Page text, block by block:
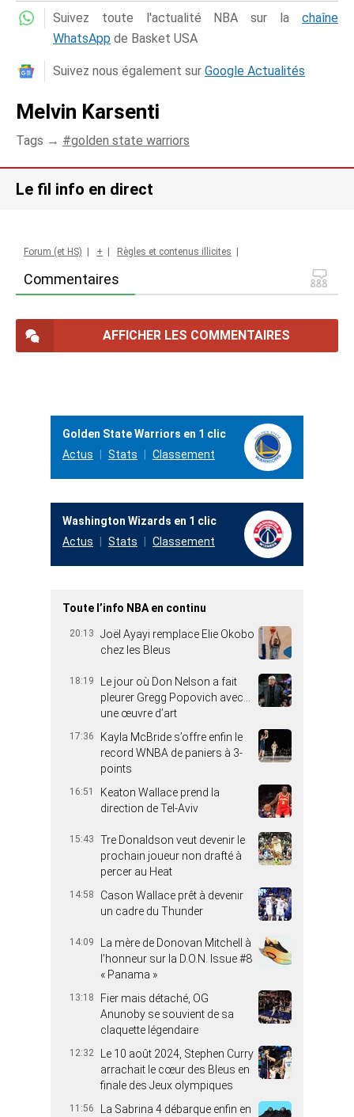
Suivez toute l'actualité NBA sur la chaîne
WhatsApp de Basket USA
Suivez nous également sur Google Actualités
Melvin Karsenti
Tags → golden state warriors
Le fil info en direct
Commentaires
Forum (et HS) + Règles et contenus illicites
AFFICHER LES COMMENTAIRES
Golden State Warriors en 1 clic
Actus
Stats Classement
Washington Wizards en 1 clic
Actus
Stats Classement
Toute l’info NBA en continu
20:13
Joël Ayayi remplace Elie Okobo
chez les Bleus
18:19
Le jour où Don Nelson a fait
pleurer Gregg Popovich avec…
une œuvre d’art
17:36
Kayla McBride s’offre enfin le
record WNBA de paniers à 3-
points
16:51
Keaton Wallace prend la
direction de Tel-Aviv
15:43
Tre Donaldson veut devenir le
prochain joueur non drafté à
percer au Heat
14:58
Cason Wallace prêt à devenir
un cadre du Thunder
14:09
La mère de Donovan Mitchell à
l’honneur sur la D.O.N. Issue #8
« Panama »
13:18
Fier mais détaché, OG
Anunoby se souvient de sa
claquette légendaire
12:32
Le 10 août 2024, Stephen Curry
arrachait le cœur des Bleus en
finale des Jeux olympiques
11:56
La Sabrina 4 débarque enfin en